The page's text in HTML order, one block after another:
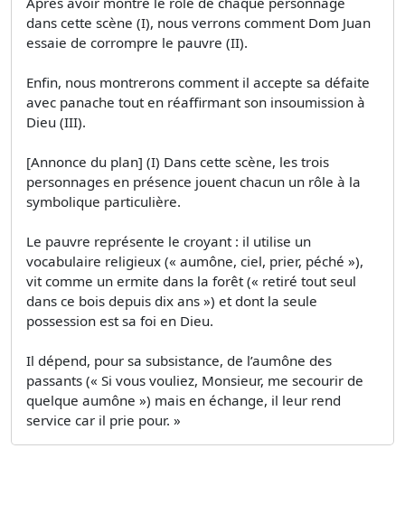
dans cette scène (I), nous verrons comment Dom Juan
essaie de corrompre le pauvre (II).
Enfin, nous montrerons comment il accepte sa défaite
avec panache tout en réaffirmant son insoumission à
Dieu (III).
[Annonce du plan] (I) Dans cette scène, les trois
personnages en présence jouent chacun un rôle à la
symbolique particulière.
Le pauvre représente le croyant : il utilise un
vocabulaire religieux (« aumône, ciel, prier, péché »),
vit comme un ermite dans la forêt (« retiré tout seul
dans ce bois depuis dix ans ») et dont la seule
possession est sa foi en Dieu.
Il dépend, pour sa subsistance, de l’aumône des
passants (« Si vous vouliez, Monsieur, me secourir de
quelque aumône ») mais en échange, il leur rend
service car il prie pour. »